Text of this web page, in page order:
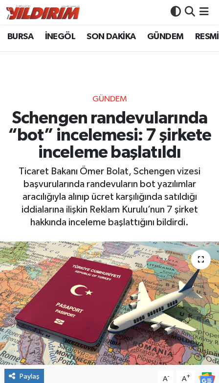
BURSA İNEGÖL SON DAKİKA GÜNDEM
GÜNDEM
Schengen randevularında
“bot” incelemesi: 7 şirkete
inceleme başlatıldı
Ticaret Bakanı Ömer Bolat, Schengen vizesi
başvurularında randevuların bot yazılımlar
aracılığıyla alınıp ücret karşılığında satıldığı
iddialarına ilişkin Reklam Kurulu’nun 7 şirket
hakkında inceleme başlattığını bildirdi.
Paylaş A- A+
BURSA
GÜNDEM
RESMİ İLANLAR
SİYASET
YAŞAM
Bursa Nöbetçi Eczaneler
Bursa Trafik Yoğunluk Haritası
Süper Lig Puan Durumu ve Fikstür
Son Dakika Haberleri
Haber Arşivi